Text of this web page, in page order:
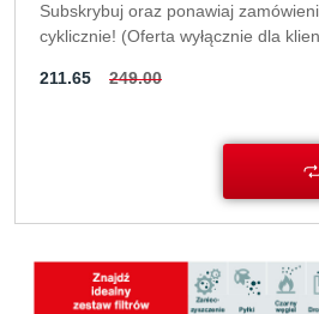
Subskrybuj oraz ponawiaj
cyklicznie! (Oferta wyłącznie dla
211.65 249.00